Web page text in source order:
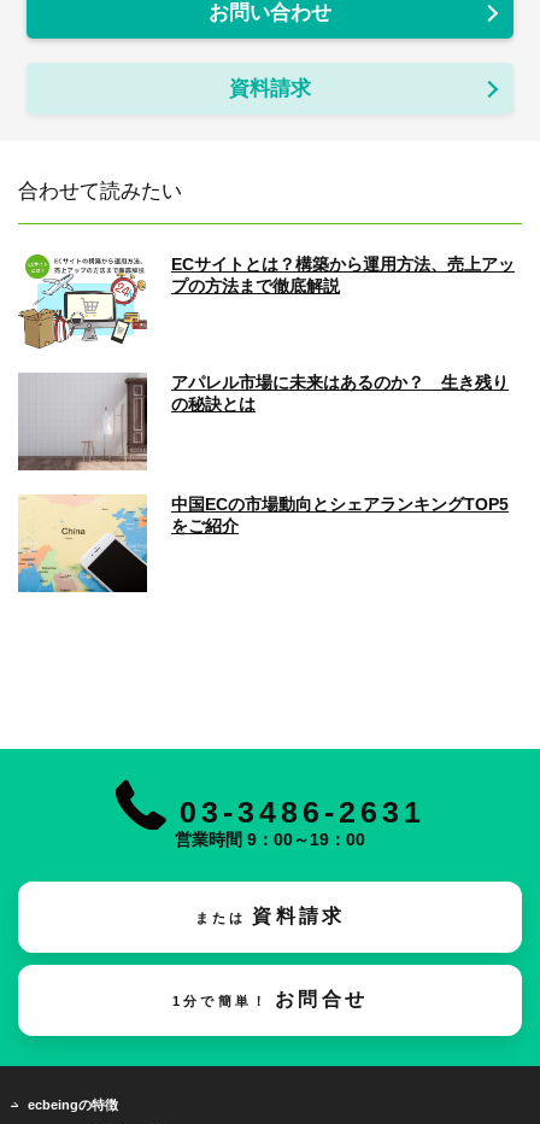
お問い合わせ
資料請求
合わせて読みたい
ECサイトとは？構築から運用方法、売上アッ
プの方法まで徹底解説
アパレル市場に未来はあるのか？ 生き残り
の秘訣とは
中国ECの市場動向とシェアランキングTOP5
をご紹介
03-3486-2631
営業時間 9：00～19：00
または 資料請求
1分で簡単！ お問合せ
ecbeingの特徴